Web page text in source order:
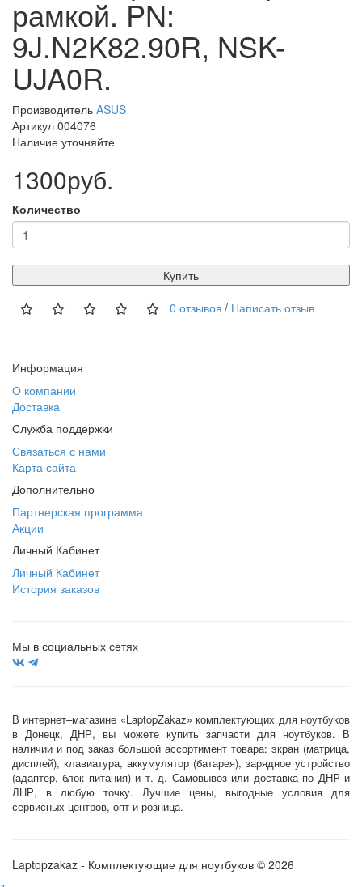
рамкой. PN:
9J.N2K82.90R, NSK-
UJA0R.
Производитель ASUS
Артикул 004076
Наличие уточняйте
1300руб.
Количество
Купить
0 отзывов / Написать отзыв
Информация
О компании
Доставка
Служба поддержки
Связаться с нами
Карта сайта
Дополнительно
Партнерская программа
Акции
Личный Кабинет
Личный Кабинет
История заказов
Мы в социальных сетях
В интернет–магазине «LaptopZakaz» комплектующих для ноутбуков
в Донецк, ДНР, вы можете купить запчасти для ноутбуков. В
наличии и под заказ большой ассортимент товара: экран (матрица,
дисплей), клавиатура, аккумулятор (батарея), зарядное устройство
(адаптер, блок питания) и т. д. Самовывоз или доставка по ДНР и
ЛНР, в любую точку. Лучшие цены, выгодные условия для
сервисных центров, опт и розница.
Laptopzakaz - Комплектующие для ноутбуков © 2026